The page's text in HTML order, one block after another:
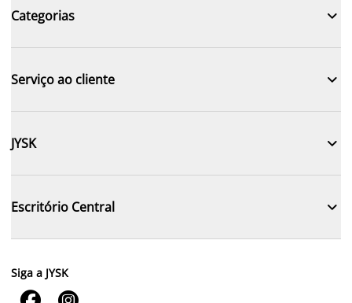
Categorias 
Serviço ao cliente 
JYSK 
Escritório Central 
Siga a JYSK